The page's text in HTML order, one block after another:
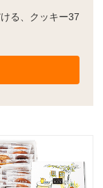
る、クッキー37